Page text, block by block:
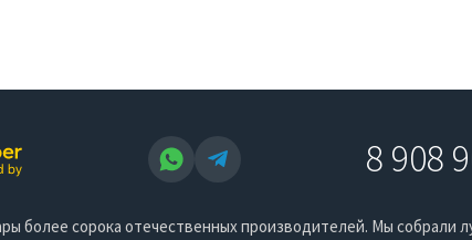
8 908
более сорока отечественных производителей. Мы собрали